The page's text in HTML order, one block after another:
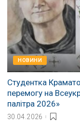
НОВИНИ
Студентка
перемогу на
палітра 2026»
30.04.2026